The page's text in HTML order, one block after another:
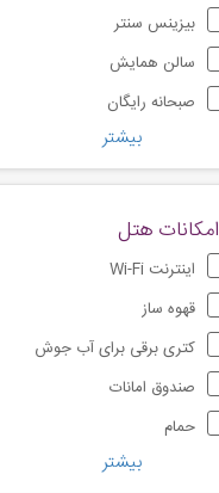
بیزینس سنتر
سالن همایش
صبحانه رایگان
بیشتر
امکانات هتل
اینترنت Wi-Fi
قهوه ساز
کتری برقی برای آب جوش
صندوق امانات
حمام
بیشتر